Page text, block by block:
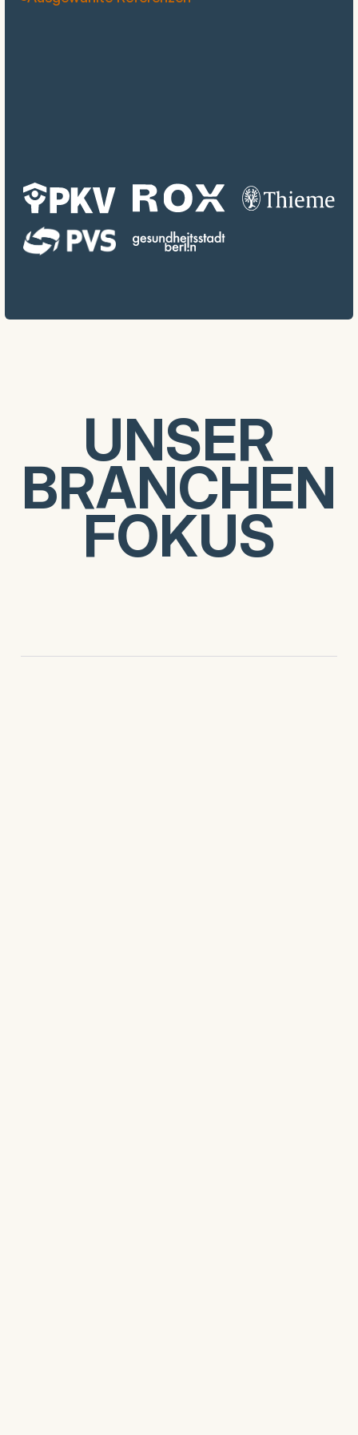
UNSER
UNSER
BRANCHEN
BRANCHEN
FOKUS
FOKUS